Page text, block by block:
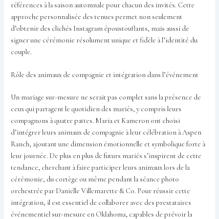
références à la saison automnale pour chacun des invités. Cette
approche personnalisée des tenues permet non seulement
d’obtenir des clichés Instagram époustouflants, mais aussi de
signer une cérémonie résolument unique et fidèle à l’identité du
couple.
Rôle des animaux de compagnie et intégration dans l’événement
Un mariage sur-mesure ne serait pas complet sans la présence de
ceux qui partagent le quotidien des mariés, y compris leurs
compagnons à quatre pattes. Maria et Kameron ont choisi
d’intégrer leurs animaux de compagnie à leur célébration à Aspen
Ranch, ajoutant une dimension émotionnelle et symbolique forte à
leur journée. De plus en plus de futurs mariés s’inspirent de cette
tendance, cherchant à faire participer leurs animaux lors de la
cérémonie, du cortège ou même pendant la séance photo
orchestrée par Danielle Villemarette & Co. Pour réussir cette
intégration, il est essentiel de collaborer avec des prestataires
événementiel sur-mesure en Oklahoma, capables de prévoir la